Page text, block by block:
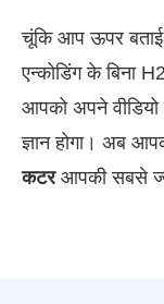
चूंकि आप ऊपर बताई
एन्कोडिंग के बिना
आपको अपने
ज्ञान होगा। अब
कटरआपकी सबसे